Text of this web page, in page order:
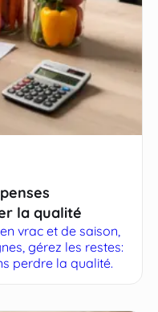
la qualité
vrac et de saison,
gérez les restes:
perdre la qualité.